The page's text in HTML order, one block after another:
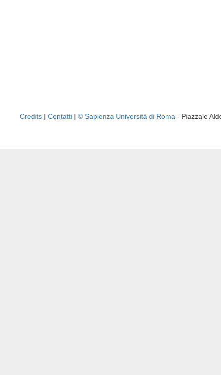
Credits | Contatti | © Sapienza Università di Roma - Piazzale